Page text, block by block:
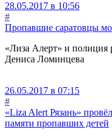
28.05.2017 в 10:56
#
Пропавшие саратовцы
«Лиза Алерт» и полиция
Дениса Ломинцева
26.05.2017 в 07:15
#
«Liza Alert Рязань»
памяти пропавших детей